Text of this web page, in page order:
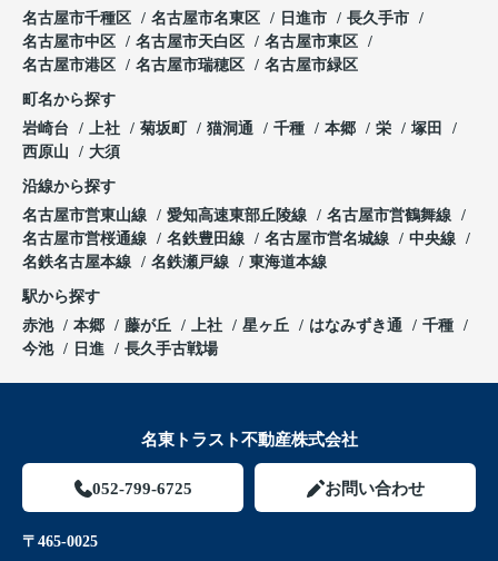
名古屋市千種区
名古屋市名東区 日進市
長久手市
名古屋市中区
名古屋市天白区
名古屋市東区
名古屋市港区
名古屋市瑞穂区 名古屋市緑区
町名から探す
岩崎台
上社 菊坂町 猫洞通 千種 本郷 栄
塚田
西原山
大須
沿線から探す
名古屋市営東山線
愛知高速東部丘陵線
名古屋市営鶴舞線
名古屋市営桜通線
名鉄豊田線 名古屋市営名城線
中央線
名鉄名古屋本線
名鉄瀬戸線 東海道本線
駅から探す
赤池
本郷 藤が丘 上社 星ヶ丘 はなみずき通
千種
今池
日進 長久手古戦場
名東トラスト不動産株式会社
052-799-6725 お問い合わせ
〒465-0025